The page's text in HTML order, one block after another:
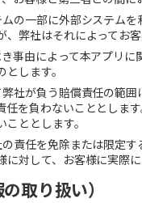
の一部に外部システム
、弊社はそれによってお
事由によって本アプリ
します。
社が負う賠償責任の範
任を負わないこととしま
ととします。
責任を免除または限定
に対して、お客様に実際
取り扱い）